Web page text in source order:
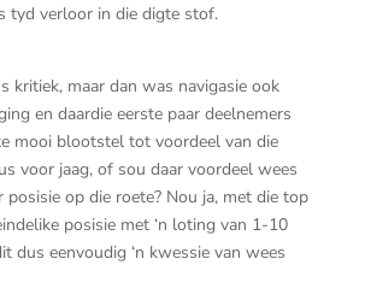
tyd verloor in die digte stof.
kritiek, maar dan was navigasie ook
en daardie eerste paar deelnemers
mooi blootstel tot voordeel van die
voor jaag, of sou daar voordeel wees
posisie op die roete? Nou ja, met die top
posisie met ‘n loting van 1-10
dus eenvoudig ‘n kwessie van wees